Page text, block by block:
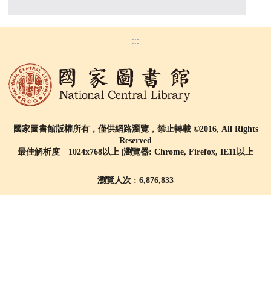
:::
國家圖書館版權所有，僅供網路瀏覽，禁止轉載 ©2016, All Rights
Reserved
最佳解析度 1024x768以上 |瀏覽器: Chrome, Firefox, IE11以上
瀏覽人次 : 6,876,833